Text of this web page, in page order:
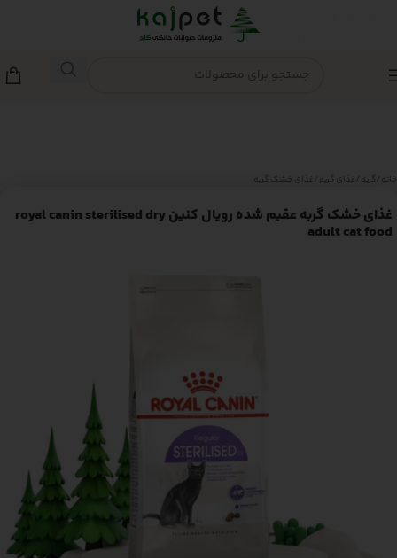
خانه گربه غذای گربه غذای خشک گربه
غذای خشک گربه عقیم شده رویال کنین royal canin sterilised dry
adult cat food